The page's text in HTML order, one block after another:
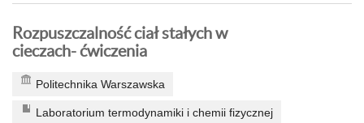
Rozpuszczalność ciał stałych w
cieczach- ćwiczenia
Politechnika Warszawska
Laboratorium termodynamiki i chemii fizycznej